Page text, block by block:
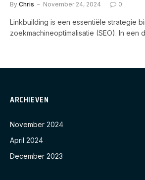
By Chris November 24, 2024 0
Linkbuilding is een essentiële strategie
zoekmachineoptimalisatie (SEO). In een
ARCHIEVEN
November 2024
April 2024
December 2023